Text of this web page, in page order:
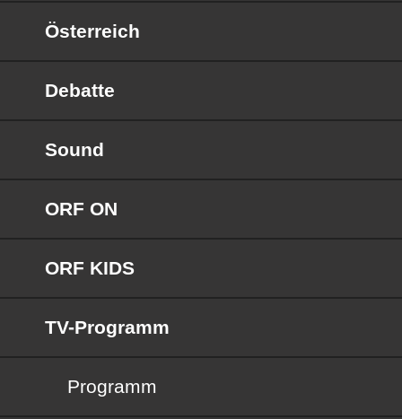
Österreich
Debatte
Sound
ORF ON
ORF KIDS
TV-Programm
Programm